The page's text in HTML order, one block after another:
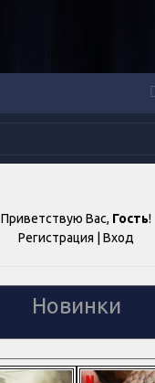
Приветствую Вас, Гость!
Регистрация |Вход
Новинки